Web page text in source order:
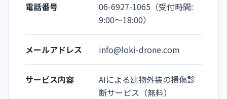
電話番号
06-6927-1065（受付時間:
9:00〜18:00）
メールアドレス info@loki-drone.com
サービス内容
AIによる建物外装の損傷診
断サービス（無料）